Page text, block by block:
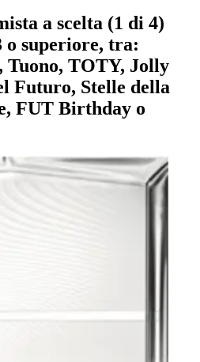
a scelta (1 di 4)
o superiore, tra:
Tuono, TOTY, Jolly
Futuro, Stelle della
FUT Birthday o